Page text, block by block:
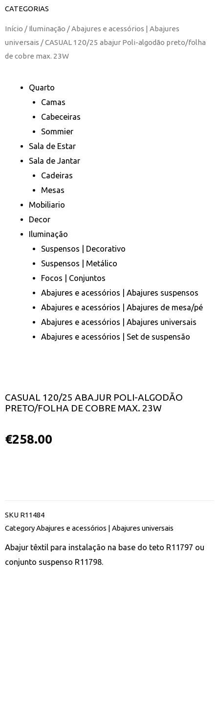
CATEGORIAS
Início / Iluminação /Abajures e acessórios | Abajures
universais / CASUAL 120/25 abajur Poli-algodão preto/folha
de cobre max. 23W
Quarto
Camas
Cabeceiras
Sommier
Sala de Estar
Sala de Jantar
Cadeiras
Mesas
Mobiliario
Decor
Iluminação
Suspensos | Decorativo
Suspensos | Metálico
Focos | Conjuntos
Abajures e acessórios | Abajures suspensos
Abajures e acessórios | Abajures de mesa/pé
Abajures e acessórios | Abajures universais
Abajures e acessórios | Set de suspensão
CASUAL 120/25 ABAJUR POLI-ALGODÃO
PRETO/FOLHA DE COBRE MAX. 23W
€258.00
SKU R11484
CategoryAbajures e acessórios | Abajures universais
Abajur têxtil para instalação na base do teto R11797 ou
conjunto suspenso R11798.